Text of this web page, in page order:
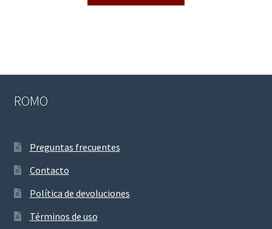
ROMO
Preguntas frecuentes
Contacto
Política de devoluciones
Términos de uso